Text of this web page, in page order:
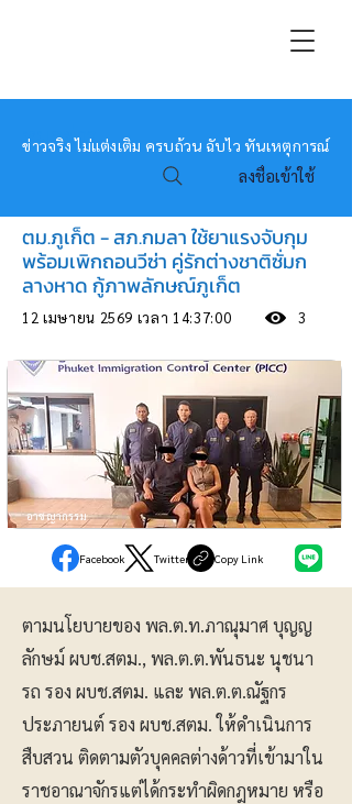
หมอข่าว
ข่าวจริง ไม่แต่งเติม ครบถ้วน ฉับไว ทันเหตุการณ์
ลงชื่อเข้าใช้
ตม.ภูเก็ต - สภ.กมลา ใช้ยาแรงจับกุม
พร้อมเพิกถอนวีซ่า คู่รักต่างชาติซั่มก
ลางหาด กู้ภาพลักษณ์ภูเก็ต
12 เมษายน 2569 เวลา 14:37:00 3
อาชญากรรม
Facebook Twitter Copy Link
ตามนโยบายของ พล.ต.ท.ภาณุมาศ บุญญ
ลักษม์ ผบช.สตม., พล.ต.ต.พันธนะ นุชนา
รถ รอง ผบช.สตม. และ พล.ต.ต.ณัฐกร
ประภายนต์ รอง ผบช.สตม. ให้ดำเนินการ
สืบสวน ติดตามตัวบุคคลต่างด้าวที่เข้ามาใน
ราชอาณาจักรแต่ได้กระทำผิดกฎหมาย หรือ